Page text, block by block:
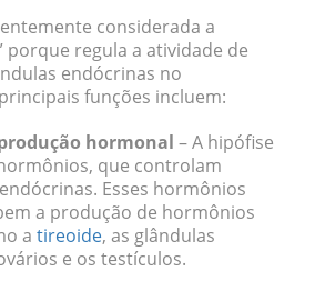
considerada a
porque regula a atividade de
endócrinas no
funções incluem:
hormonal – A hipófise
que controlam
Esses hormônios
a produção de hormônios
a tireoide, as glândulas
e os testículos.